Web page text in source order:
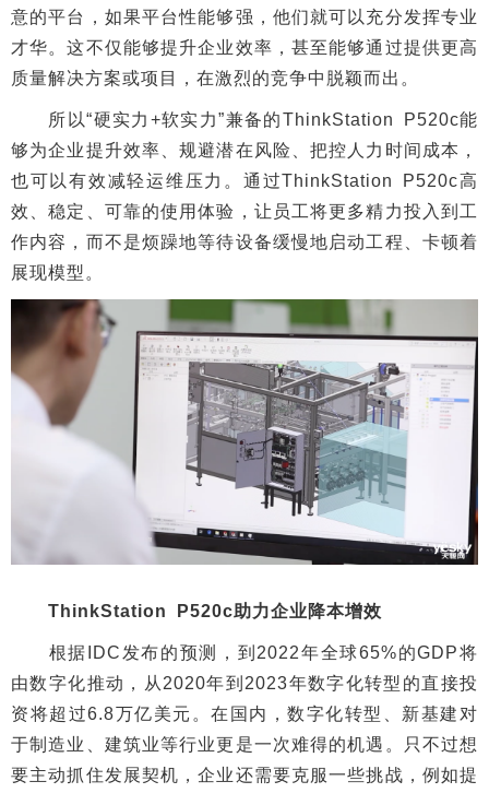
意的平台，如果平台性能够强，他们就可以充分发挥专业
才华。这不仅能够提升企业效率，甚至能够通过提供更高
质量解决方案或项目，在激烈的竞争中脱颖而出。
所以“硬实力+软实力”兼备的ThinkStation P520c能
够为企业提升效率、规避潜在风险、把控人力时间成本，
也可以有效减轻运维压力。通过ThinkStation P520c高
效、稳定、可靠的使用体验，让员工将更多精力投入到工
作内容，而不是烦躁地等待设备缓慢地启动工程、卡顿着
展现模型。
ThinkStation P520c助力企业降本增效
根据IDC发布的预测，到2022年全球65%的GDP将
由数字化推动，从2020年到2023年数字化转型的直接投
资将超过6.8万亿美元。在国内，数字化转型、新基建对
于制造业、建筑业等行业更是一次难得的机遇。只不过想
要主动抓住发展契机，企业还需要克服一些挑战，例如提